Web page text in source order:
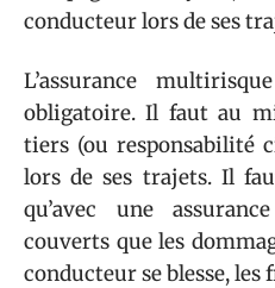
conducteur lors de ses
L’assurance
obligatoire. Il faut au
tiers (ou responsabilité
lors de ses trajets. Il
qu’avec une
couverts que les
conducteur se blesse,